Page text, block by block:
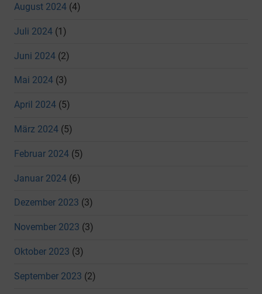
August 2024 (4)
Juli 2024 (1)
Juni 2024 (2)
Mai 2024 (3)
April 2024 (5)
März 2024 (5)
Februar 2024 (5)
Januar 2024 (6)
Dezember 2023 (3)
November 2023 (3)
Oktober 2023 (3)
September 2023 (2)